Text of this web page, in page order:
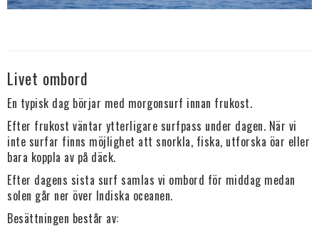
Livet ombord
En typisk dag börjar med morgonsurf innan frukost.
Efter frukost väntar ytterligare surfpass under dagen. När vi
inte surfar finns möjlighet att snorkla, fiska, utforska öar eller
bara koppla av på däck.
Efter dagens sista surf samlas vi ombord för middag medan
solen går ner över Indiska oceanen.
Besättningen består av: